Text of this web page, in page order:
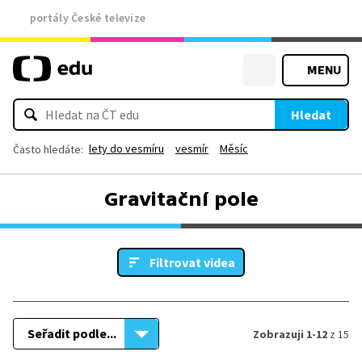
portály České televize
MENU
Hledat
Často hledáte: lety do vesmíru vesmír Měsíc
Gravitační pole
Filtrovat videa
Seřadit podle... Zobrazuji 1-12 z 15